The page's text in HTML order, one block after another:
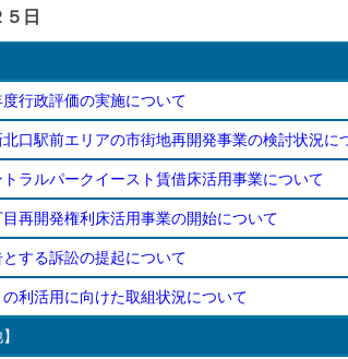
日
行政評価の実施について
口駅前エリアの市街地再開発事業の検討状況に
ラルパークイースト賃借床活用事業について
再開発権利床活用事業の開始について
とする訴訟の提起について
利活用に向けた取組状況について